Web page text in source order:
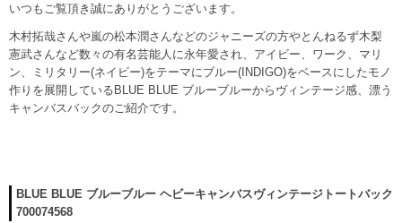
いつもご覧頂き誠にありがとうございます。
木村拓哉さんや嵐の松本潤さんなどのジャニーズの方やとんねるず木梨
憲武さんなど数々の有名芸能人に永年愛され、アイビー、ワーク、マリ
ン、ミリタリー(ネイビー)をテーマにブルー(INDIGO)をベースにしたモノ
作りを展開しているBLUE BLUE ブルーブルーからヴィンテージ感、漂う
キャンバスバックのご紹介です。
BLUE BLUE ブルーブルー ヘビーキャンバスヴィンテージトートバック
700074568